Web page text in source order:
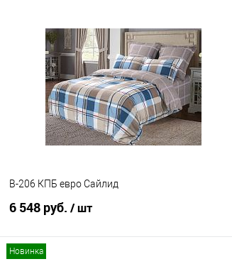
Купить в 1 клик
Сравнение
В избранное
В наличии
B-206 КПБ евро Сайлид
6 548 руб. / шт
Новинка